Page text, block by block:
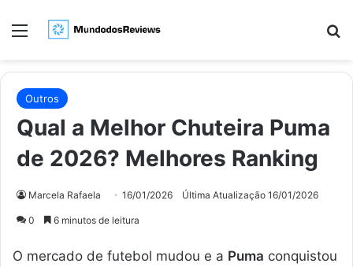
Menu
Outros
Qual a Melhor Chuteira Puma
de 2026? Melhores Ranking
Marcela Rafaela 16/01/2026 Última Atualização 16/01/2026
0 6 minutos de leitura
O mercado de futebol mudou e a Puma conquistou